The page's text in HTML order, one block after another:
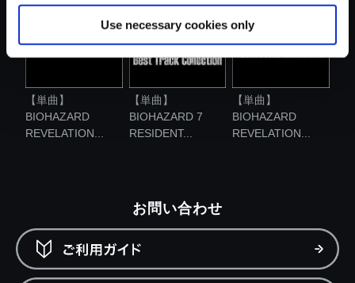
Use necessary cookies only
【単曲】
BIOHAZARD
REVELATION...
【単曲】
BIOHAZARD 7
RESIDENT...
【単曲】
BIOHAZARD
REVELATION...
お問い合わせ